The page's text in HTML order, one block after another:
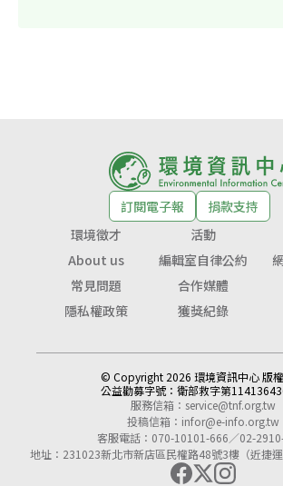
訂閱電子報
捐款支持
環境徵才
活動
About us
編輯室自律公約
常見問題
合作媒體
隱私權政策
獲獎紀錄
© Copyright 2026 環境資訊中心 版
公益勸募字號： 衛部救字第
服務信箱： service@tnf.org.tw
投稿信箱： infor@e-info.org.tw
客服電話：070-10101-666／02-
地址：231023新北市新店區民權路48號3樓（近捷運